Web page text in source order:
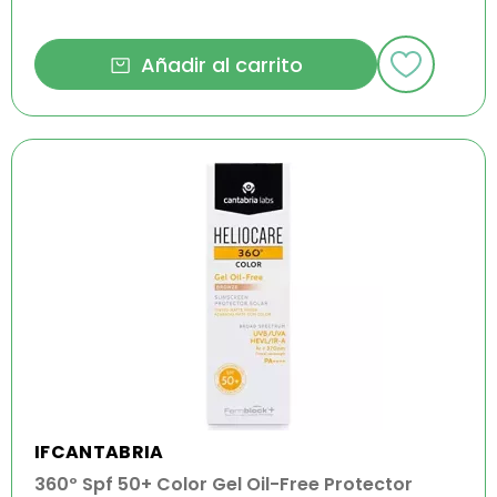
Añadir al carrito
IFCANTABRIA
360º Spf 50+ Color Gel Oil-Free Protector